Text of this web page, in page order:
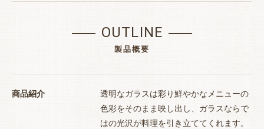
OUTLINE
製品概要
商品紹介
透明なガラスは彩り鮮やかなメニューの
色彩をそのまま映し出し、ガラスならで
はの光沢が料理を引き立ててくれます。